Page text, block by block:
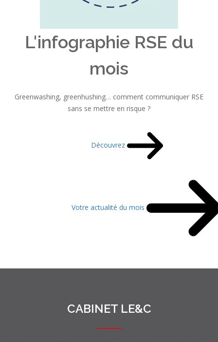
L'infographie RSE du
mois
Greenwashing, greenhushing… comment communiquer RSE
sans se mettre en risque ?
Découvrez
Votre actualité du mois
CABINET LE&C